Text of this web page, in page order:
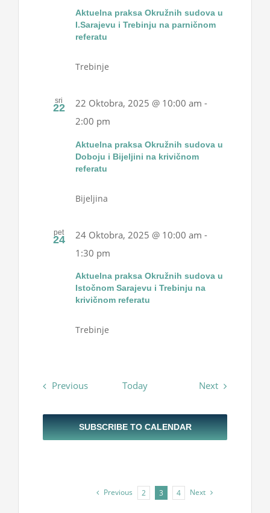
Aktuelna praksa Okružnih sudova u
I.Sarajevu i Trebinju na parničnom
referatu
Trebinje
sri
22
Aktuelna praksa Okružnih sudova u
Doboju i Bijeljini na krivičnom
referatu
22 Oktobra, 2025 @ 10:00 am -
2:00 pm
Bijeljina
pet
24
Aktuelna praksa Okružnih sudova u
Istočnom Sarajevu i Trebinju na
krivičnom referatu
24 Oktobra, 2025 @ 10:00 am -
1:30 pm
Trebinje
PreviousEvents Today NextEvents
SUBSCRIBE TO CALENDAR
Previous 2 3 4 Next